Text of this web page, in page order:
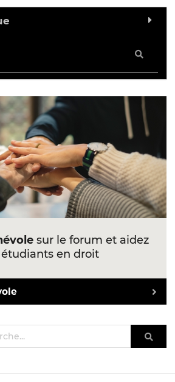
sur le forum et aidez
en droit